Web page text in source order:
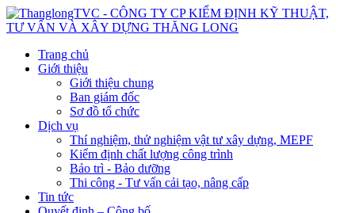
Trang chủ
Giới thiệu
Giới thiệu chung
Ban giám đốc
Sơ đồ tổ chức
Dịch vụ
Thí nghiệm, thử nghiệm vật tư xây dựng, MEPF
Kiểm định chất lượng công trình
Bảo trì - Bảo dưỡng
Thi công - Tư vấn cải tạo, nâng cấp
Tin tức